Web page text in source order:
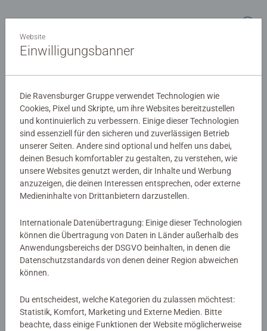
WOODEN Unterwasser 22 Teile. Entdecken Sie die
strategisch günstigen Teilegröße sowie einer Vielzahl von
Formaten ist der Erfolg für alle Altersgruppen und
Schwierigkeitslevel garantiert. Genießen Sie Ravensburger
Qualität mit dieser familienfreundlichen Aktivität! Ab 4
Jahren.
Ravensburger Puzzles bedeuten Puzzlespaß in
Premiumqualität mit einem hohen Anspruch an Material,
Liebe zum Detail sowie eine riesige Auswahl an Motiven,
Formaten und Teilezahlen machen Ravensburger Puzzles
so einzigartig und garantieren ein unvergessliches
Puzzleerlebnis. Vom Anfänger bis zum Profi: Hier findet
Details
Artikelnummer:
12004081
EAN:
4005555040811
Warnhinweise und Herstellerinformation
Noch keine Bewertungen
abgegeben
0/0
Website
Einwilligungsbanner
Die Ravensburger Gruppe verwendet Technologien wie
Cookies, Pixel und Skripte, um ihre Websites bereitzustellen
und kontinuierlich zu verbessern. Einige dieser Technologien
sind essenziell für den sicheren und zuverlässigen Betrieb
unserer Seiten. Andere sind optional und helfen uns dabei,
deinen Besuch komfortabler zu gestalten, zu verstehen, wie
unsere Websites genutzt werden, dir Inhalte und Werbung
anzuzeigen, die deinen Interessen entsprechen, oder externe
Medieninhalte von Drittanbietern darzustellen.
Internationale Datenübertragung: Einige dieser Technologien
können die Übertragung von Daten in Länder außerhalb des
Anwendungsbereichs der DSGVO beinhalten, in denen die
Datenschutzstandards von denen deiner Region abweichen
können.
Du entscheidest, welche Kategorien du zulassen möchtest:
Statistik, Komfort, Marketing und Externe Medien. Bitte
beachte, dass einige Funktionen der Website möglicherweise